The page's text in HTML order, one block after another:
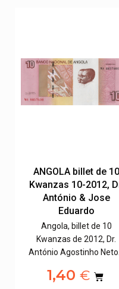
ANGOLA billet de 10
Kwanzas 10-2012,
António & Jose
Eduardo
Angola, billet de 10
Kwanzas de 2012, Dr.
António Agostinho Neto…
1,40€